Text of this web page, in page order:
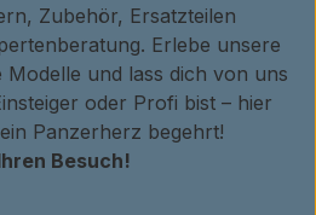
Zubehör, Ersatzteilen
Erlebe unsere
und lass dich von uns
oder Profi bist – hier
Panzerherz begehrt!
Besuch!